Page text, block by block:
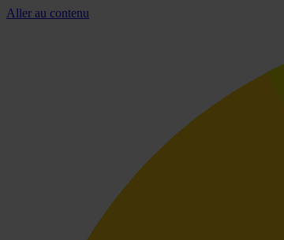
Aller au contenu